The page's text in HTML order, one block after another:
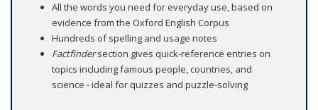
All the words you need for everyday use, based on
evidence from the Oxford English Corpus
Hundreds of spelling and usage notes
Factfindersection gives quick-reference entries on
topics including famous people, countries, and
science - ideal for quizzes and puzzle-solving